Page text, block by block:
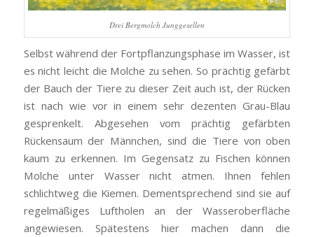
Drei Bergmolch Junggesellen
Selbst während der Fortpflanzungsphase im Wasser, ist
es nicht leicht die Molche zu sehen. So prächtig gefärbt
der Bauch der Tiere zu dieser Zeit auch ist, der Rücken
ist nach wie vor in einem sehr dezenten Grau-Blau
gesprenkelt. Abgesehen vom prächtig gefärbten
Rückensaum der Männchen, sind die Tiere von oben
kaum zu erkennen. Im Gegensatz zu Fischen können
Molche unter Wasser nicht atmen. Ihnen fehlen
schlichtweg die Kiemen. Dementsprechend sind sie auf
regelmäßiges Luftholen an der Wasseroberfläche
angewiesen. Spätestens hier machen dann die